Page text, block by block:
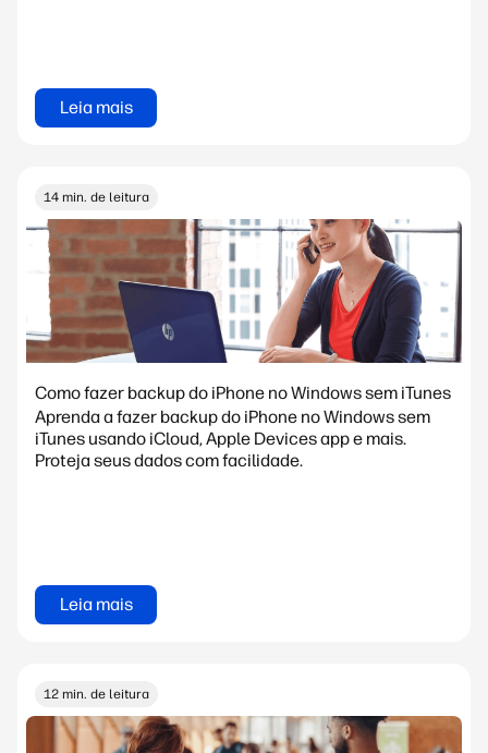
Leia mais
14 min. de leitura
Como fazer backup do iPhone no Windows sem iTunes
Aprenda a fazer backup do iPhone no Windows sem
iTunes usando iCloud, Apple Devices app e mais.
Proteja seus dados com facilidade.
Leia mais
12 min. de leitura